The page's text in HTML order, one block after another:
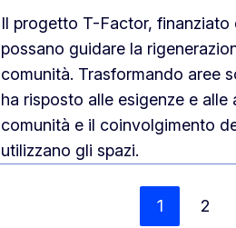
Il progetto T-Factor, finanziato
possano guidare la
comunità. Trasformando aree
ha risposto alle esigenze e
comunità e il coinvolgimento
utilizzano gli spazi.
1 2